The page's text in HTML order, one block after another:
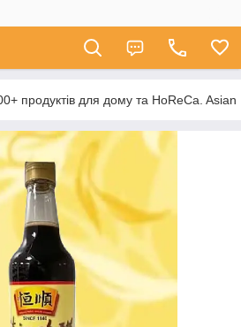
продуктів для дому та HoReCa.